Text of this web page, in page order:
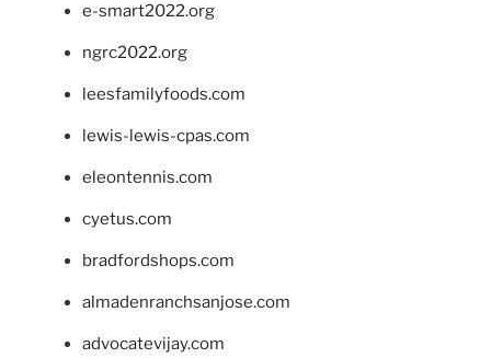
e-smart2022.org
ngrc2022.org
leesfamilyfoods.com
lewis-lewis-cpas.com
eleontennis.com
cyetus.com
bradfordshops.com
almadenranchsanjose.com
advocatevijay.com